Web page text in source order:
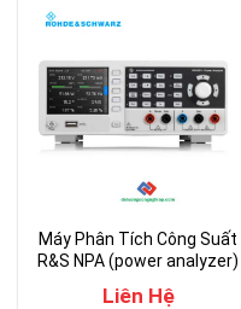
Máy Phân Tích Công Suất
R&S NPA (power analyzer)
Liên Hệ